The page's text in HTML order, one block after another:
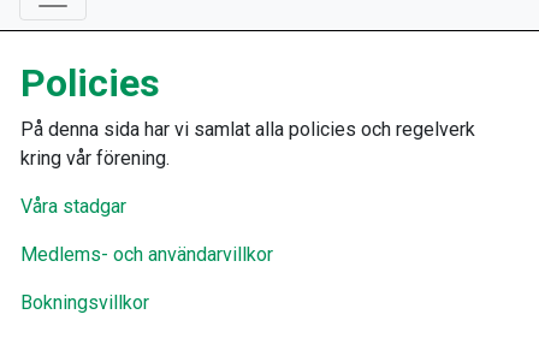
Policies
På denna sida har vi samlat alla policies och regelverk
kring vår förening.
Våra stadgar
Medlems- och användarvillkor
Bokningsvillkor